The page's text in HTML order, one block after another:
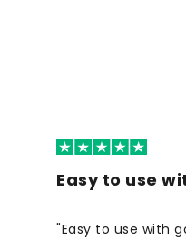
Easy to use
"Easy to use with